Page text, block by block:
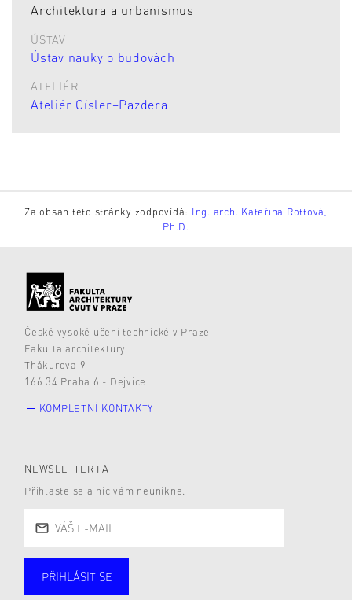
Architektura a urbanismus
ÚSTAV
Ústav nauky o budovách
ATELIÉR
Ateliér Císler–Pazdera
Za obsah této stránky zodpovídá: Ing. arch. Kateřina Rottová,
Ph.D.
České vysoké učení technické v Praze
Fakulta architektury
Thákurova 9
166 34 Praha 6 - Dejvice
KOMPLETNÍ KONTAKTY
NEWSLETTER FA
Přihlaste se a nic vám neunikne.
Studující
PŘIHLÁSIT SE